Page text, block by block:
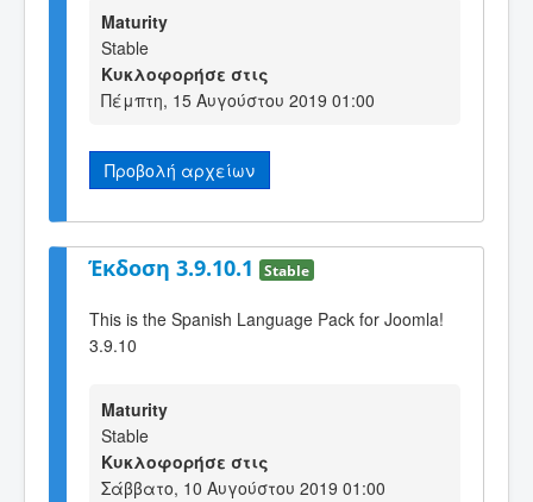
Maturity
Stable
Κυκλοφορήσε στις
Πέμπτη, 15 Αυγούστου 2019 01:00
Προβολή αρχείων
Έκδοση 3.9.10.1 Stable
This is the Spanish Language Pack for Joomla!
3.9.10
Maturity
Stable
Κυκλοφορήσε στις
Σάββατο, 10 Αυγούστου 2019 01:00